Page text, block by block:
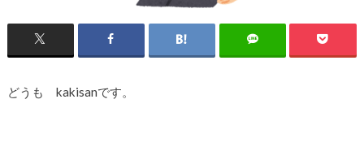
どうも kakisanです。